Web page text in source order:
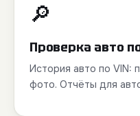
🔎
Проверка авто
История авто по VIN:
фото. Отчёты для